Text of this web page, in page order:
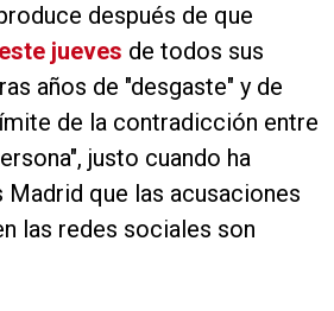
después de que
este jueves de todos sus
años de "desgaste" y de
de la contradicción entre
justo cuando ha
que las acusaciones
las redes sociales son